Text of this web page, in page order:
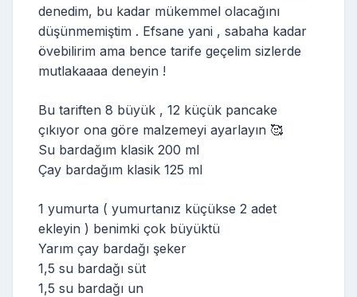
denedim, bu kadar mükemmel olacağını
düşünmemiştim . Efsane yani , sabaha kadar
övebilirim ama bence tarife geçelim sizlerde
mutlakaaaa deneyin !
Bu tariften 8 büyük , 12 küçük pancake
çıkıyor ona göre malzemeyi ayarlayın 🥰
Su bardağım klasik 200 ml
Çay bardağım klasik 125 ml
1 yumurta ( yumurtanız küçükse 2 adet
ekleyin ) benimki çok büyüktü
Yarım çay bardağı şeker
1,5 su bardağı süt
1,5 su bardağı un